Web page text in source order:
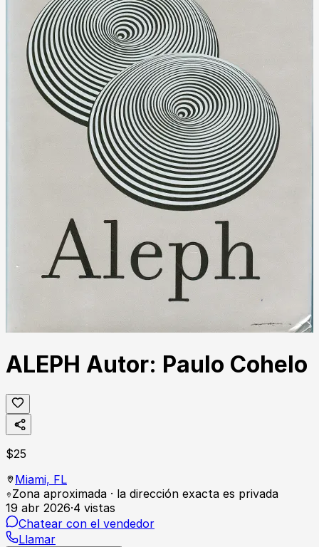
ALEPH Autor: Paulo Cohelo
$25
Miami, FL
Zona aproximada · la dirección exacta es privada
19 abr 2026·4 vistas
Chatear con el vendedor
Llamar